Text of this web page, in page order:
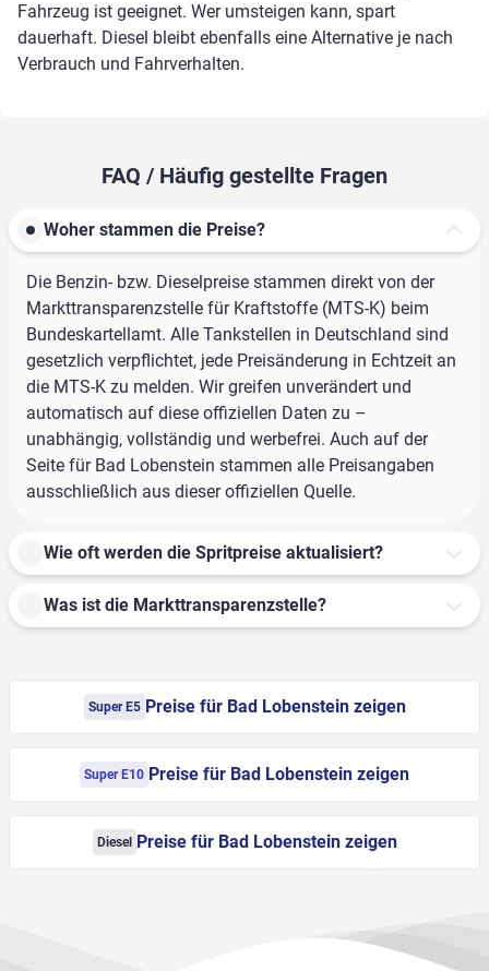
Fahrzeug ist geeignet. Wer umsteigen kann, spart
dauerhaft. Diesel bleibt ebenfalls eine Alternative je nach
Verbrauch und Fahrverhalten.
FAQ / Häufig gestellte Fragen
Woher stammen die Preise?
Die Benzin- bzw. Dieselpreise stammen direkt von der
Markttransparenzstelle für Kraftstoffe (MTS-K) beim
Bundeskartellamt. Alle Tankstellen in Deutschland sind
gesetzlich verpflichtet, jede Preisänderung in Echtzeit an
die MTS-K zu melden. Wir greifen unverändert und
automatisch auf diese offiziellen Daten zu –
unabhängig, vollständig und werbefrei. Auch auf der
Seite für Bad Lobenstein stammen alle Preisangaben
ausschließlich aus dieser offiziellen Quelle.
Wie oft werden die Spritpreise aktualisiert?
Was ist die Markttransparenzstelle?
Super E5 Preise für Bad Lobenstein zeigen
Super E10 Preise für Bad Lobenstein zeigen
Diesel Preise für Bad Lobenstein zeigen